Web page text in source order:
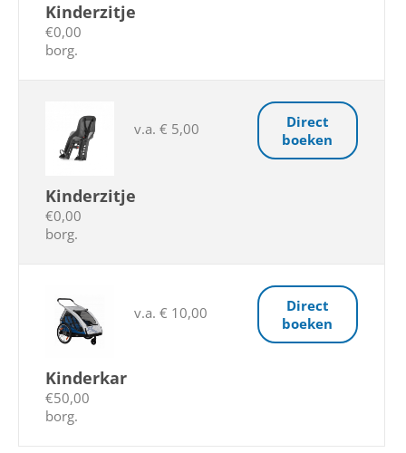
Kinderzitje
€0,00
borg.
Kinderzitje
€0,00
borg.
v.a. € 5,00
Direct
boeken
Kinderkar
€50,00
borg.
v.a. € 10,00
Direct
boeken